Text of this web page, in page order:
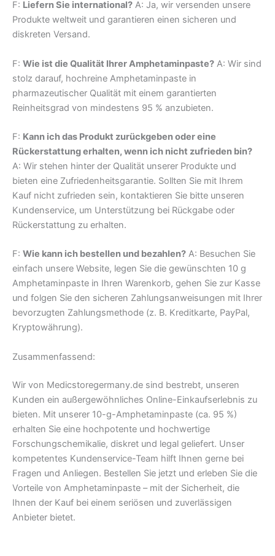
F: Liefern Sie international? A: Ja, wir versenden unsere
Produkte weltweit und garantieren einen sicheren und
diskreten Versand.
F: Wie ist die Qualität Ihrer Amphetaminpaste? A: Wir sind
stolz darauf, hochreine Amphetaminpaste in
pharmazeutischer Qualität mit einem garantierten
Reinheitsgrad von mindestens 95 % anzubieten.
F: Kann ich das Produkt zurückgeben oder eine
Rückerstattung erhalten, wenn ich nicht zufrieden bin?
A: Wir stehen hinter der Qualität unserer Produkte und
bieten eine Zufriedenheitsgarantie. Sollten Sie mit Ihrem
Kauf nicht zufrieden sein, kontaktieren Sie bitte unseren
Kundenservice, um Unterstützung bei Rückgabe oder
Rückerstattung zu erhalten.
F: Wie kann ich bestellen und bezahlen? A: Besuchen Sie
einfach unsere Website, legen Sie die gewünschten 10 g
Amphetaminpaste in Ihren Warenkorb, gehen Sie zur Kasse
und folgen Sie den sicheren Zahlungsanweisungen mit Ihrer
bevorzugten Zahlungsmethode (z. B. Kreditkarte, PayPal,
Kryptowährung).
Zusammenfassend:
Wir von Medicstoregermany.de sind bestrebt, unseren
Kunden ein außergewöhnliches Online-Einkaufserlebnis zu
bieten. Mit unserer 10-g-Amphetaminpaste (ca. 95 %)
erhalten Sie eine hochpotente und hochwertige
Forschungschemikalie, diskret und legal geliefert. Unser
kompetentes Kundenservice-Team hilft Ihnen gerne bei
Fragen und Anliegen. Bestellen Sie jetzt und erleben Sie die
Vorteile von Amphetaminpaste – mit der Sicherheit, die
Ihnen der Kauf bei einem seriösen und zuverlässigen
Anbieter bietet.